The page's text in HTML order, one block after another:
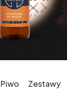
Piwo Zestawy